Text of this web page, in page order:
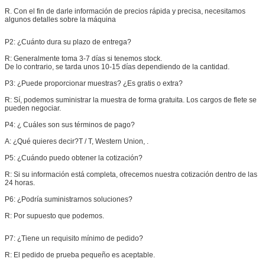
R. Con el fin de darle información de precios rápida y precisa, necesitamos
algunos detalles sobre la máquina
P2: ¿Cuánto dura su plazo de entrega?
R: Generalmente toma 3-7 días si tenemos stock.
De lo contrario, se tarda unos 10-15 días dependiendo de la cantidad.
P3: ¿Puede proporcionar muestras? ¿Es gratis o extra?
R: Sí, podemos suministrar la muestra de forma gratuita. Los cargos de flete se
pueden negociar.
P4: ¿ Cuáles son sus términos de pago?
A: ¿Qué quieres decir?T / T, Western Union, .
P5: ¿Cuándo puedo obtener la cotización?
R: Si su información está completa, ofrecemos nuestra cotización dentro de las
24 horas.
P6: ¿Podría suministrarnos soluciones?
R: Por supuesto que podemos.
P7: ¿Tiene un requisito mínimo de pedido?
R: El pedido de prueba pequeño es aceptable.